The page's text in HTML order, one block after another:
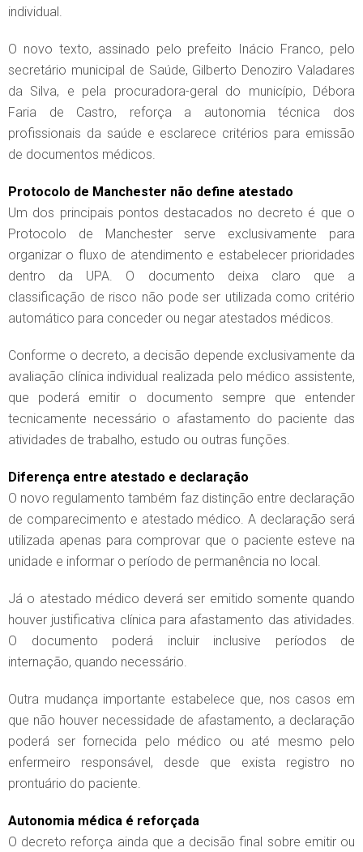
individual.
O novo texto, assinado pelo prefeito Inácio Franco, pelo
secretário municipal de Saúde, Gilberto Denoziro Valadares
da Silva, e pela procuradora-geral do município, Débora
Faria de Castro, reforça a autonomia técnica dos
profissionais da saúde e esclarece critérios para emissão
de documentos médicos.
Protocolo de Manchester não define atestado
Um dos principais pontos destacados no decreto é que o
Protocolo de Manchester serve exclusivamente para
organizar o fluxo de atendimento e estabelecer prioridades
dentro da UPA. O documento deixa claro que a
classificação de risco não pode ser utilizada como critério
automático para conceder ou negar atestados médicos.
Conforme o decreto, a decisão depende exclusivamente da
avaliação clínica individual realizada pelo médico assistente,
que poderá emitir o documento sempre que entender
tecnicamente necessário o afastamento do paciente das
atividades de trabalho, estudo ou outras funções.
Diferença entre atestado e declaração
O novo regulamento também faz distinção entre declaração
de comparecimento e atestado médico. A declaração será
utilizada apenas para comprovar que o paciente esteve na
unidade e informar o período de permanência no local.
Já o atestado médico deverá ser emitido somente quando
houver justificativa clínica para afastamento das atividades.
O documento poderá incluir inclusive períodos de
internação, quando necessário.
Outra mudança importante estabelece que, nos casos em
que não houver necessidade de afastamento, a declaração
poderá ser fornecida pelo médico ou até mesmo pelo
enfermeiro responsável, desde que exista registro no
prontuário do paciente.
Autonomia médica é reforçada
O decreto reforça ainda que a decisão final sobre emitir ou